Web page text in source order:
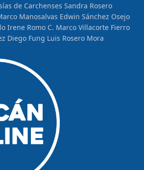
de Carchenses Sandra Rosero
Manosalvas Edwin Sánchez Osejo
Irene Romo C. Marco Villacorte Fierro
Diego Fung Luis Rosero Mora